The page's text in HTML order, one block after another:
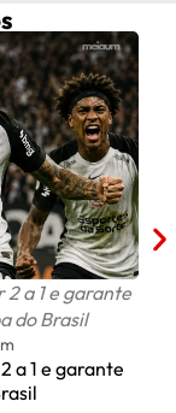
a 1 e garante
do Brasil
a 1 e garante